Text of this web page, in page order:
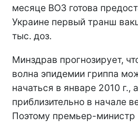
месяце ВОЗ готова
Украине первый транш
тыс. доз.
Минздрав прогнозирует,
волна эпидемии гриппа
начаться в январе 2010 г.,
приблизительно в начале
Поэтому премьер-министр